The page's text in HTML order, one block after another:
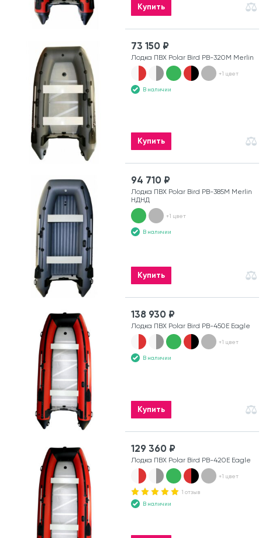
Купить
73 150 ₽
Лодка ПВХ Polar Bird PB-320M Merlin
+1 цвет
В наличии
Купить
94 710 ₽
Лодка ПВХ Polar Bird PB-385M Merlin
НДНД
+1 цвет
В наличии
Купить
138 930 ₽
Лодка ПВХ Polar Bird PB-450E Eagle
+1 цвет
В наличии
Купить
129 360 ₽
Лодка ПВХ Polar Bird PB-420E Eagle
+1 цвет
1 отзыв
В наличии